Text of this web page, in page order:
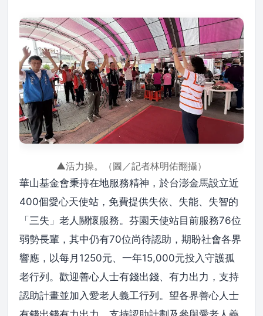
▲活力操。（圖／記者林明佑翻攝）
華山基金會秉持在地服務精神，於台澎金馬設立近
400個愛心天使站，免費提供失依、失能、失智的
「三失」老人關懷服務。芬園天使站目前服務76位
弱勢長輩，其中仍有70位尚待認助，期盼社會各界
響應，以每月1250元、一年15,000元投入守護孤
老行列。歡迎善心人士有錢出錢、有力出力，支持
認助計畫並加入愛老人義工行列。望各界善心人士